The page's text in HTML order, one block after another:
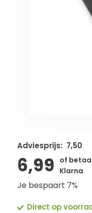
Adviesprijs: 7,50
6,99
of
Klarna
Je bespaart 7%
Direct op